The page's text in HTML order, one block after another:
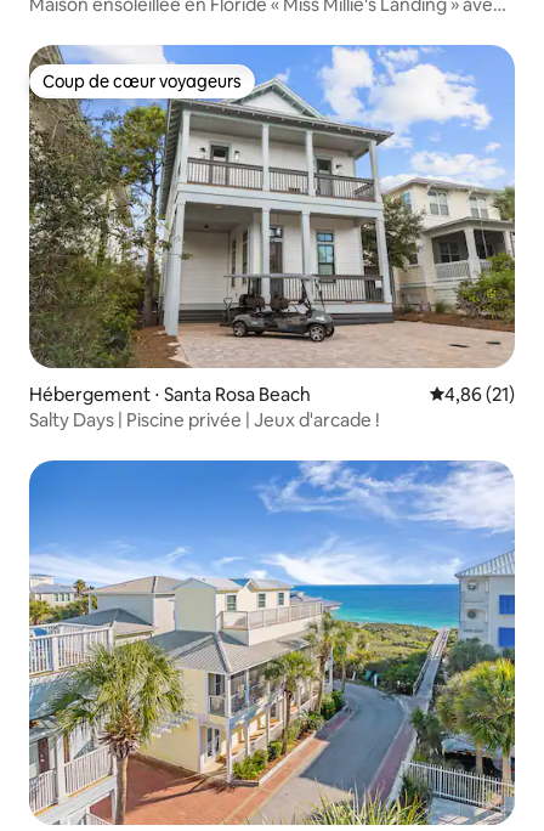
Coup de cœur voyageurs
Coup de cœur voyageurs
Hébergement ⋅ Santa Rosa Beach Évaluation
4,86 (21)
Salty Days | Piscine privée | Jeux d'arcade !